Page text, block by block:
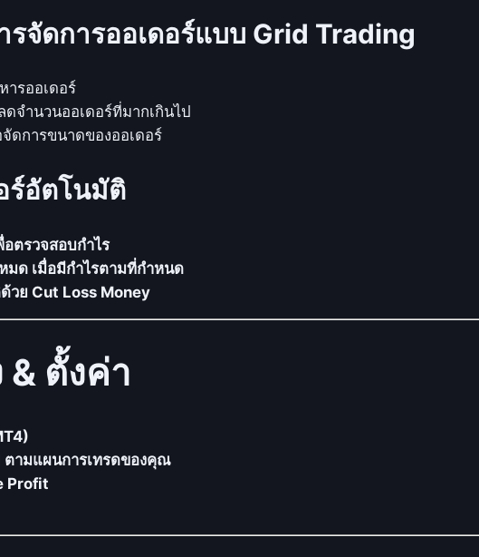
r
e
ซื้
รจัดการออเดอร์แบบ Grid Trading
ารออเดอร์
ดจำนวนออเดอร์ที่มากเกินไป
จัดการขนาดของออเดอร์
ร์อัตโนมัติ
ตรวจสอบกำไร
มด เมื่อมีกำไรตามที่กำหนด
วย Cut Loss Money
ตั้งค่า
ตามแผนการเทรดของคุณ
Profit